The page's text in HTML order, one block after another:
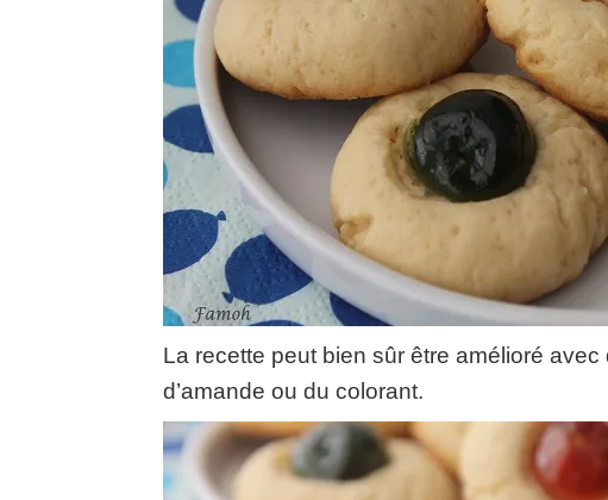
La recette peut bien sûr être amélioré
d’amande ou du colorant.